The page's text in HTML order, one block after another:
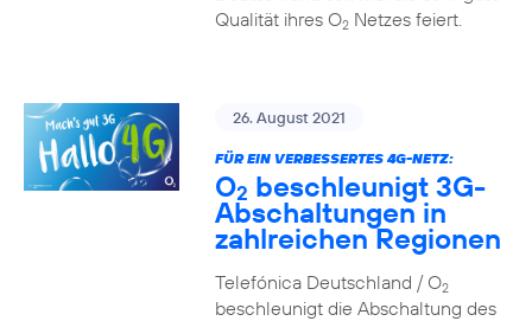
Qualität ihres O2Netzes feiert.
26. August 2021
FÜR EIN VERBESSERTES 4G-NETZ:
O2 beschleunigt 3G-
Abschaltungen in
zahlreichen Regionen
Telefónica Deutschland / O2
beschleunigt die Abschaltung des